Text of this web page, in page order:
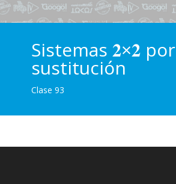
Sistemas 𝟐×𝟐 por
sustitución
Clase 93